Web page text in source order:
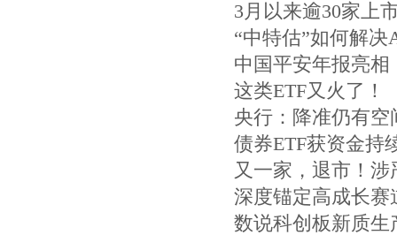
3月以来逾30家上
“中特估”如何解
中国平安年报亮相
这类ETF又火了！
央行：降准仍有
债券ETF获资金持
又一家，退市！
深度锚定高成长赛
数说科创板新质生